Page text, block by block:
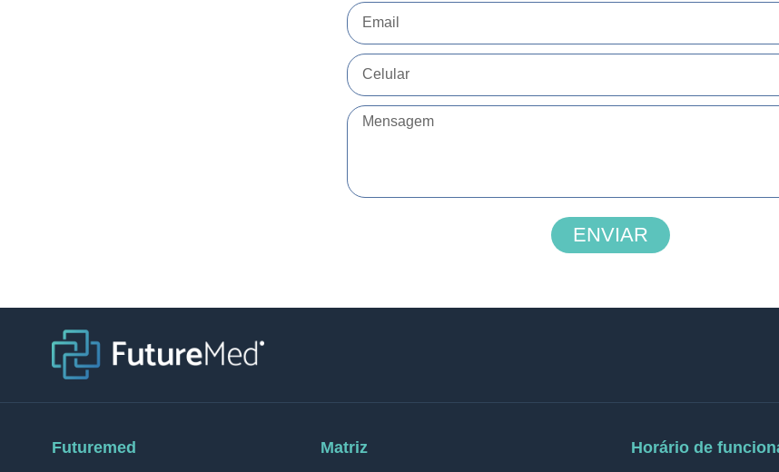
ENVIAR
Futuremed Matriz Horário de